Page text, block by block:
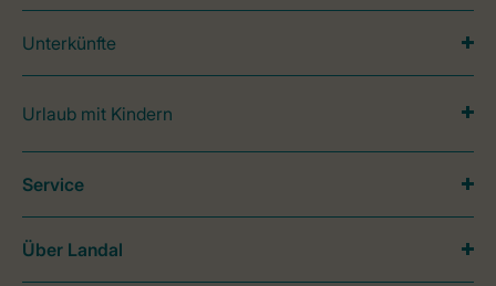
Unterkünfte
Urlaub mit Kindern
Service
Über Landal